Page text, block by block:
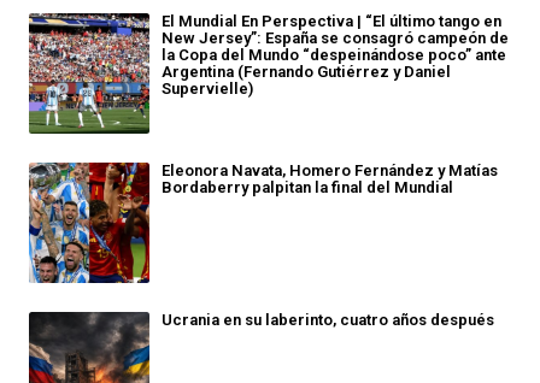
El Mundial En Perspectiva | “El último tango en
New Jersey”: España se consagró campeón de
la Copa del Mundo “despeinándose poco” ante
Argentina (Fernando Gutiérrez y Daniel
Supervielle)
Eleonora Navata, Homero Fernández y Matías
Bordaberry palpitan la final del Mundial
Ucrania en su laberinto, cuatro años después